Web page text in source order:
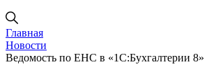
Главная
Новости
Ведомость по ЕНС в «1С:Бухгалтерии 8»